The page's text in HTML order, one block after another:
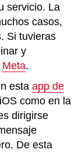
servicio. La
casos,
Si tuvieras
y
Meta.
esta app de
como en la
dirigirse
De esta